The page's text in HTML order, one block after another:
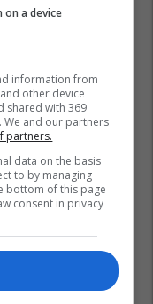
a device
information from
other device
shared with 369
We and our partners
partners.
data on the basis
to by managing
bottom of this page
consent in privacy